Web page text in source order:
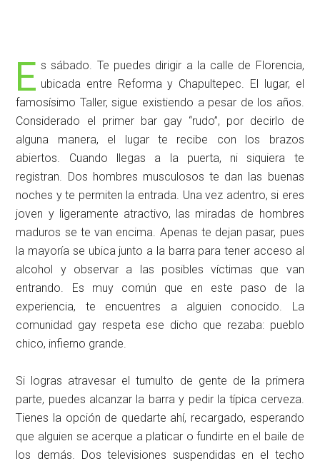
E s sábado. Te puedes dirigir a la calle de Florencia,
ubicada entre Reforma y Chapultepec. El lugar, el
famosísimo Taller, sigue existiendo a pesar de los años.
Considerado el primer bar gay “rudo”, por decirlo de
alguna manera, el lugar te recibe con los brazos
abiertos. Cuando llegas a la puerta, ni siquiera te
registran. Dos hombres musculosos te dan las buenas
noches y te permiten la entrada. Una vez adentro, si eres
joven y ligeramente atractivo, las miradas de hombres
maduros se te van encima. Apenas te dejan pasar, pues
la mayoría se ubica junto a la barra para tener acceso al
alcohol y observar a las posibles víctimas que van
entrando. Es muy común que en este paso de la
experiencia, te encuentres a alguien conocido. La
comunidad gay respeta ese dicho que rezaba: pueblo
chico, infierno grande.
Si logras atravesar el tumulto de gente de la primera
parte, puedes alcanzar la barra y pedir la típica cerveza.
Tienes la opción de quedarte ahí, recargado, esperando
que alguien se acerque a platicar o fundirte en el baile de
los demás. Dos televisiones suspendidas en el techo